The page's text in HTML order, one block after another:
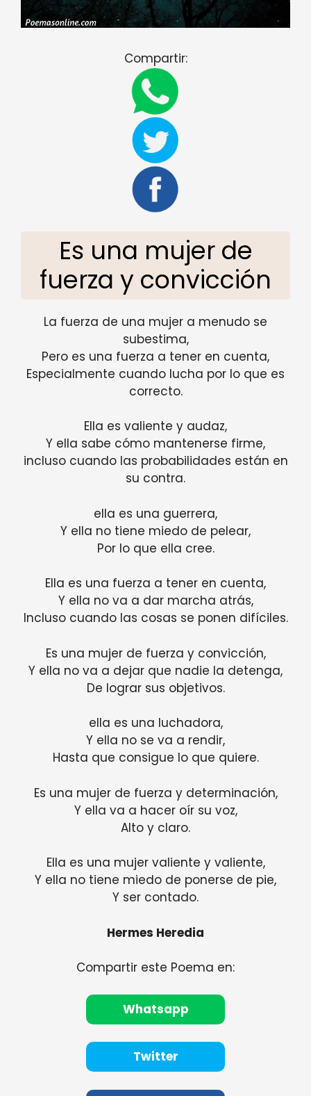
Compartir:
Es una mujer de
fuerza y ​​convicción
La fuerza de una mujer a menudo se
subestima,
Pero es una fuerza a tener en cuenta,
Especialmente cuando lucha por lo que es
correcto.
Ella es valiente y audaz,
Y ella sabe cómo mantenerse firme,
incluso cuando las probabilidades están en
su contra.
ella es una guerrera,
Y ella no tiene miedo de pelear,
Por lo que ella cree.
Ella es una fuerza a tener en cuenta,
Y ella no va a dar marcha atrás,
Incluso cuando las cosas se ponen difíciles.
Es una mujer de fuerza y ​​convicción,
Y ella no va a dejar que nadie la detenga,
De lograr sus objetivos.
ella es una luchadora,
Y ella no se va a rendir,
Hasta que consigue lo que quiere.
Es una mujer de fuerza y ​​determinación,
Y ella va a hacer oír su voz,
Alto y claro.
Ella es una mujer valiente y valiente,
Y ella no tiene miedo de ponerse de pie,
Y ser contado.
Hermes Heredia
Compartir este Poema en:
Whatsapp
Twitter